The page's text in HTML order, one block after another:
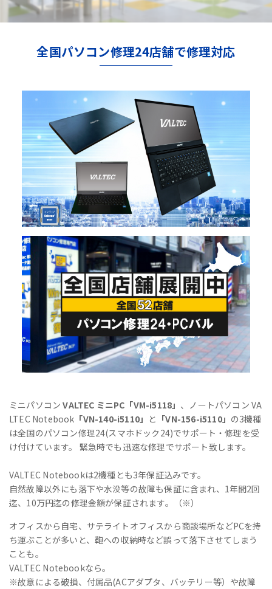
全国パソコン修理24店舗で修理対応
ミニパソコン VALTEC ミニPC「VM-i5118」 、ノートパソコン VA
LTEC Notebook 「VN-140-i5110」 と 「VN-156-i5110」 の3機種
は全国のパソコン修理24(スマホドック24)でサポート・修理を受
け付けています。 緊急時でも迅速な修理でサポート致します。
VALTEC Notebookは2機種とも3年保証込みです。
自然故障以外にも落下や水没等の故障も保証に含まれ、1年間2回
迄、10万円迄の修理金額が保証されます。（※）
オフィスから自宅、サテライトオフィスから商談場所などPCを持
ち運ぶことが多いと、鞄への収納時など誤って落下させてしまう
ことも。
VALTEC Notebookなら。
※故意による破損、付属品(ACアダプタ、バッテリー等）や故障